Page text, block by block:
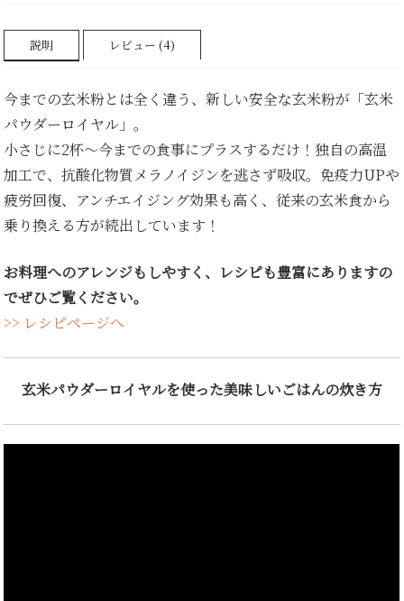
イ
ル
説明 レビュー (4)
今までの玄米粉とは全く違う、新しい安全な玄米粉が「玄米
パウダーロイヤル」。
小さじに2杯～今までの食事にプラスするだけ！独自の高温
加工で、抗酸化物質メラノイジンを逃さず吸収。免疫力UPや
疲労回復、アンチエイジング効果も高く、従来の玄米食から
乗り換える方が続出しています！
お料理へのアレンジもしやすく、レシピも豊富にありますの
でぜひご覧ください。
>> レシピページへ
玄米パウダーロイヤルを使った美味しいごはんの炊き方